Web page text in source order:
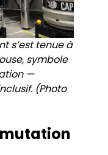
s’est tenue à
symbole
—
(Photo
mutation